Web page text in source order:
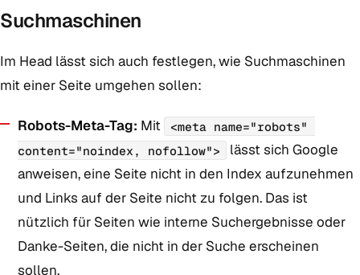
Suchmaschinen
Im Head lässt sich auch festlegen, wie Suchmaschinen
mit einer Seite umgehen sollen:
Robots-Meta-Tag: Mit
<meta name="robots"
content="noindex, nofollow">
lässt sich Google
anweisen, eine Seite nicht in den Index aufzunehmen
und Links auf der Seite nicht zu folgen. Das ist
nützlich für Seiten wie interne Suchergebnisse oder
Danke-Seiten, die nicht in der Suche erscheinen
sollen.